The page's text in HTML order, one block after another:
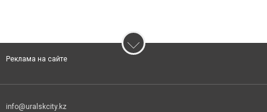
Реклама на сайте
info@uralskcity.kz